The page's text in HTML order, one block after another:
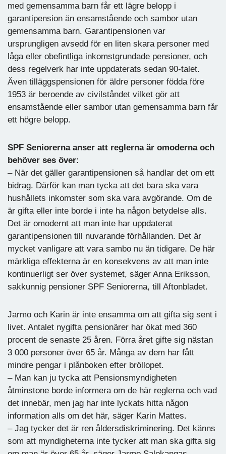
med gemensamma barn får ett lägre belopp i
garantipension än ensamstående och sambor utan
gemensamma barn. Garantipensionen var
ursprungligen avsedd för en liten skara personer med
låga eller obefintliga inkomstgrundade pensioner, och
dess regelverk har inte uppdaterats sedan 90-talet.
Även tilläggspensionen för äldre personer födda före
1953 är beroende av civilståndet vilket gör att
ensamstående eller sambor utan gemensamma barn får
ett högre belopp.
SPF Seniorerna anser att reglerna är omoderna och
behöver ses över:
– När det gäller garantipensionen så handlar det om ett
bidrag. Därför kan man tycka att det bara ska vara
hushållets inkomster som ska vara avgörande. Om de
är gifta eller inte borde i inte ha någon betydelse alls.
Det är omodernt att man inte har uppdaterat
garantipensionen till nuvarande förhållanden. Det är
mycket vanligare att vara sambo nu än tidigare. De här
märkliga effekterna är en konsekvens av att man inte
kontinuerligt ser över systemet, säger Anna Eriksson,
sakkunnig pensioner SPF Seniorerna, till Aftonbladet.
Jarmo och Karin är inte ensamma om att gifta sig sent i
livet. Antalet nygifta pensionärer har ökat med 360
procent de senaste 25 åren. Förra året gifte sig nästan
3 000 personer över 65 år. Många av dem har fått
mindre pengar i plånboken efter bröllopet.
– Man kan ju tycka att Pensionsmyndigheten
åtminstone borde informera om de här reglerna och vad
det innebär, men jag har inte lyckats hitta någon
information alls om det här, säger Karin Mattes.
– Jag tycker det är ren åldersdiskriminering. Det känns
som att myndigheterna inte tycker att man ska gifta sig